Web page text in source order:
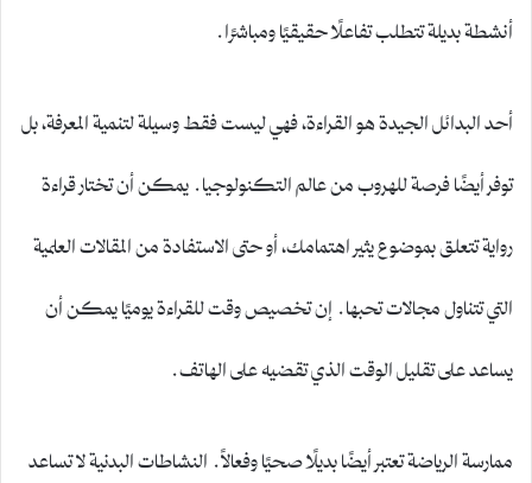
أنشطة بديلة تتطلب تفاعلًا حقيقيًا ومباشرًا.
أحد البدائل الجيدة هو القراءة، فهي ليست فقط وسيلة لتنمية المعرفة، بل
توفر أيضًا فرصة للهروب من عالم التكنولوجيا. يمكن أن تختار قراءة
رواية تتعلق بموضوع يثير اهتمامك، أو حتى الاستفادة من المقالات العلمية
التي تتناول مجالات تحبها. إن تخصيص وقت للقراءة يوميًا يمكن أن
يساعد على تقليل الوقت الذي تقضيه على الهاتف.
ممارسة الرياضة تعتبر أيضًا بديلًا صحيًا وفعالاً. النشاطات البدنية لا تساعد